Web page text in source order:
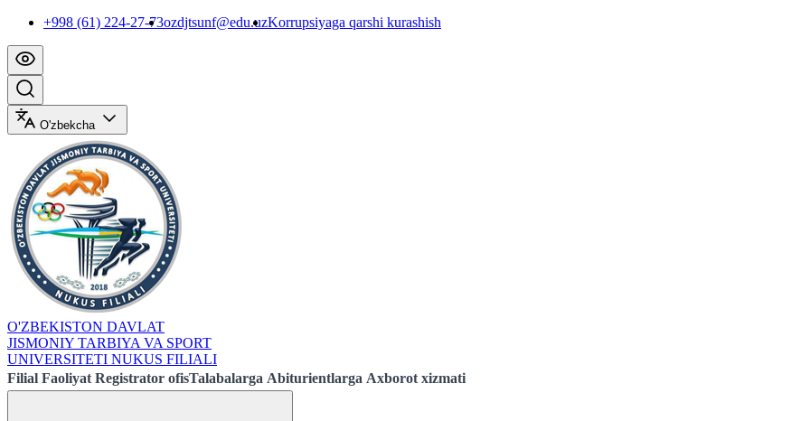
+998 (61) 224-27-73ozdjtsunf@edu.uzKorrupsiyaga qarshi kurashish
O'zbekcha
O'ZBEKISTON DAVLAT
JISMONIY TARBIYA VA SPORT
UNIVERSITETI NUKUS FILIALI
Filial Faoliyat Registrator ofisTalabalarga Abiturientlarga Axborot xizmati